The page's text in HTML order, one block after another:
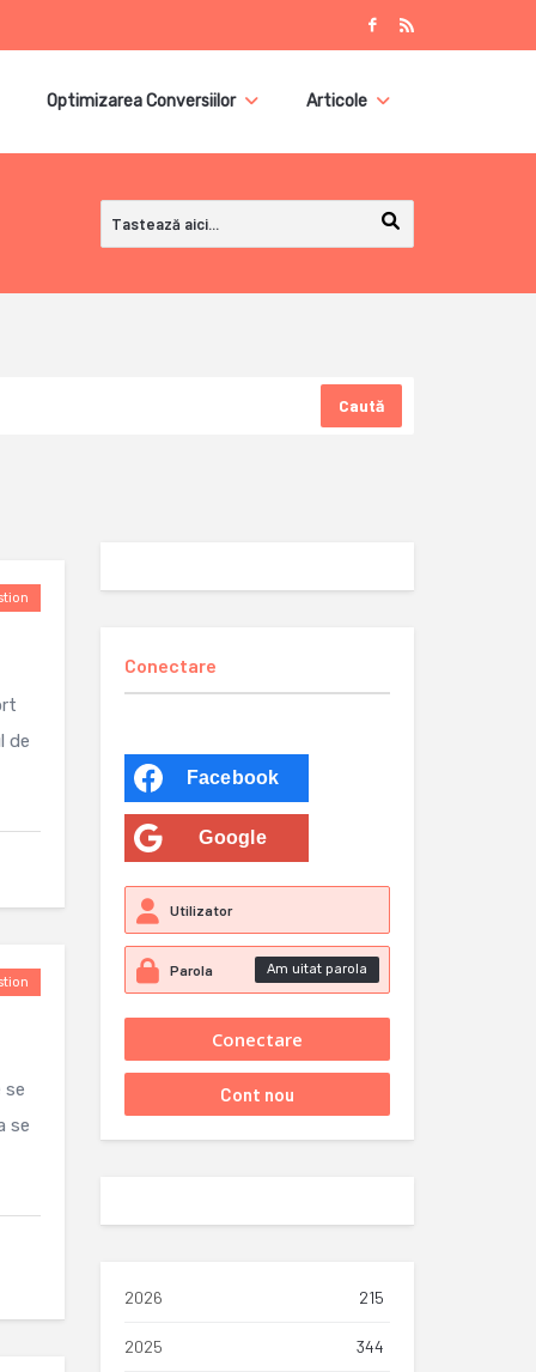
Optimizarea Conversiilor Articole
Caută
de
se
se
Conectare
Facebook
Google
Am uitat parola
2026 215
2025 344